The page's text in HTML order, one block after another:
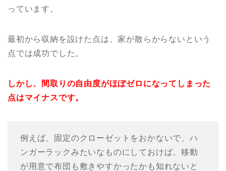
っています。
最初から収納を設けた点は、家が散らからないという
点では成功でした。
しかし、間取りの自由度がほぼゼロになってしまった
点はマイナスです。
例えば、固定のクローゼットをおかないで、ハ
ンガーラックみたいなものにしておけば、移動
が用意で布団も敷きやすかったかも知れないと